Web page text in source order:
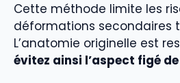
Cette méthode limite les
déformations secondaires
L’anatomie originelle est
évitez ainsi l’aspect figé